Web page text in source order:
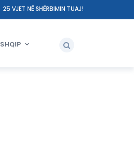
25 VJET NË SHËRBIMIN TUAJ!
SHQIP